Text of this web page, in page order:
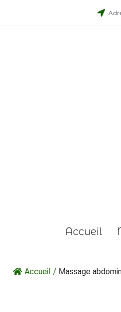
Accueil
Accueil / Massage